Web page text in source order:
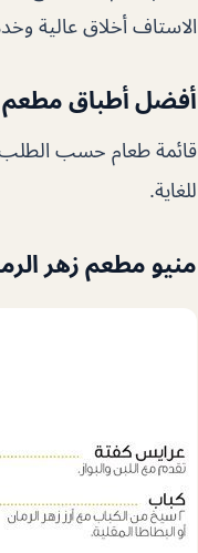
الاستاف أخلاق عالية
أفضل أطباق مطعم
قائمة طعام حسب الطلب
للغاية.
منيو مطعم زهر